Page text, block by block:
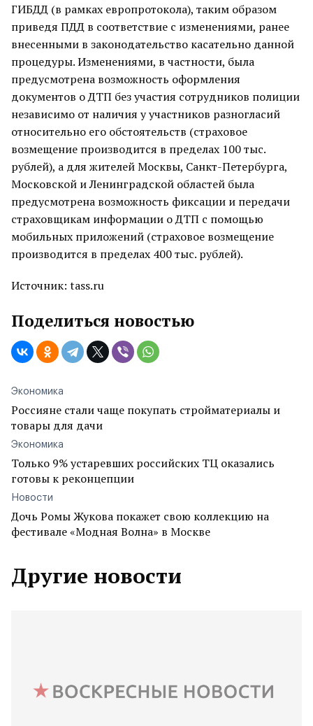
ГИБДД (в рамках европротокола), таким образом
приведя ПДД в соответствие с изменениями, ранее
внесенными в законодательство касательно данной
процедуры. Изменениями, в частности, была
предусмотрена возможность оформления
документов о ДТП без участия сотрудников полиции
независимо от наличия у участников разногласий
относительно его обстоятельств (страховое
возмещение производится в пределах 100 тыс.
рублей), а для жителей Москвы, Санкт-Петербурга,
Московской и Ленинградской областей была
предусмотрена возможность фиксации и передачи
страховщикам информации о ДТП с помощью
мобильных приложений (страховое возмещение
производится в пределах 400 тыс. рублей).
Источник: tass.ru
Поделиться новостью
Экономика
Россияне стали чаще покупать стройматериалы и
товары для дачи
Экономика
Только 9% устаревших российских ТЦ оказались
готовы к реконцепции
Новости
Дочь Ромы Жукова покажет свою коллекцию на
фестивале «Модная Волна» в Москве
Другие новости